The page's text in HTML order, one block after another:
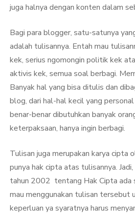
juga halnya dengan konten dalam
Bagi para blogger, satu-satunya
adalah tulisannya. Entah mau
kek, serius ngomongin politik kek
aktivis kek, semua soal berbagi.
Banyak hal yang bisa ditulis dan
blog, dari hal-hal kecil yang
benar-benar dibutuhkan banyak
keterpaksaan, hanya ingin berbagi.
Tulisan juga merupakan karya cipta
punya hak cipta atas tulisannya.
tahun 2002 tentang Hak Cipta ada
mau menggunakan tulisan tersebut
keperluan ya syaratnya harus